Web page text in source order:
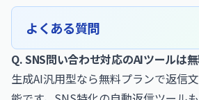
よくある質問
Q. SNS問い合わせ対応のAIツールは
生成AI汎用型なら無料プランで返信